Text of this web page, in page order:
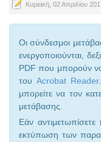
Κυριακή, 02 Απριλίου
Οι σύνδεσμοι
ενεργοποιούνται,
PDF που μπορούν
τουAcrobat Reader
μπορείτε να τον
μετάβασης.
Εάν
εκτύπωση των